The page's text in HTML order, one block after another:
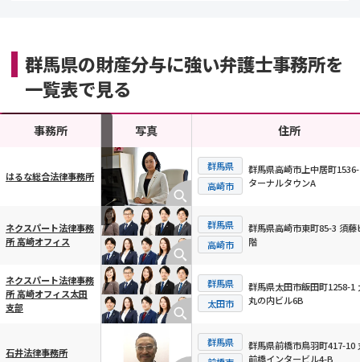
その他の男女問題
群馬県の財産分与に強い弁護士事務所を
一覧表で見る
横スクロール可能
事務所 写真 住所
はるな総合法律事務所
群馬県
高崎市
群馬県高崎市上中居町
ターナルタウンA
ネクスパート法律事務
所 高崎オフィス
群馬県
高崎市
群馬県高崎市東町85-3 須藤
階
ネクスパート法律事務
所 高崎オフィス太田
支部
群馬県
太田市
群馬県太田市飯田町1258-1
丸の内ビル6B
石井法律事務所
群馬県
群馬県前橋市鳥羽町417-10
前橋インタービル4-B